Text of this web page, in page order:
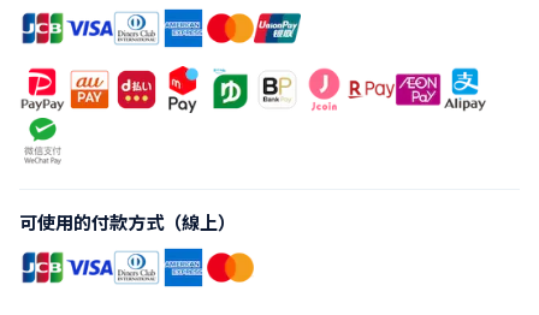
可使用的付款方式（線上）